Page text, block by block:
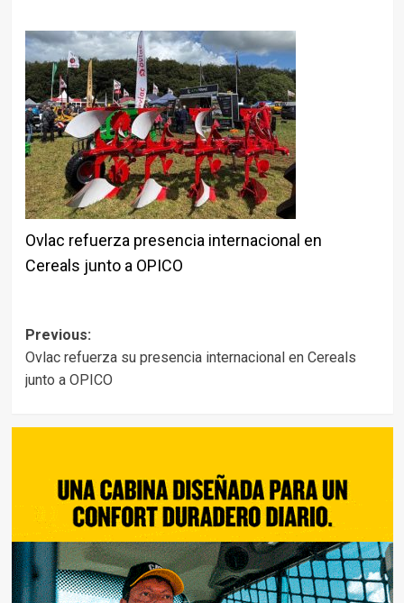
Ovlac refuerza presencia internacional en
Cereals junto a OPICO
Post
navigation
Previous:
Ovlac refuerza su presencia internacional en Cereals
junto a OPICO